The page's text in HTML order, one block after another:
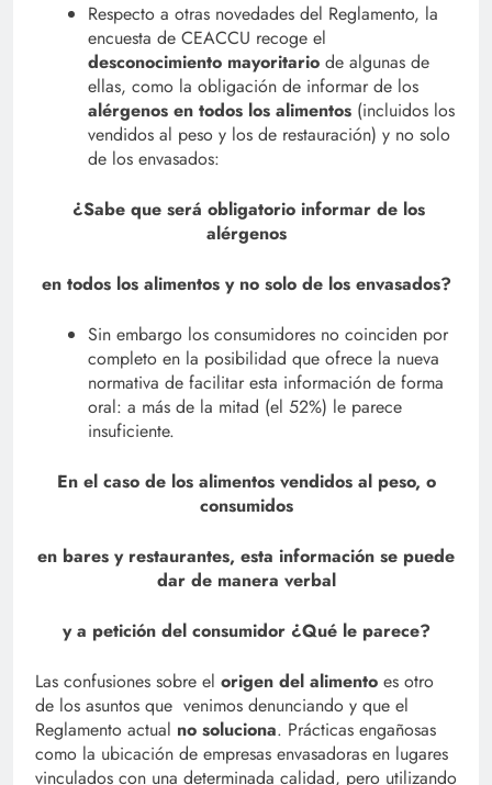
Respecto a otras novedades del Reglamento, la
encuesta de CEACCU recoge el
desconocimiento mayoritario de algunas de
ellas, como la obligación de informar de los
alérgenos en todos los alimentos (incluidos los
vendidos al peso y los de restauración) y no solo
de los envasados:
¿Sabe que será obligatorio informar de los
alérgenos
en todos los alimentos y no solo de los envasados?
Sin embargo los consumidores no coinciden por
completo en la posibilidad que ofrece la nueva
normativa de facilitar esta información de forma
oral: a más de la mitad (el 52%) le parece
insuficiente.
En el caso de los alimentos vendidos al peso, o
consumidos
en bares y restaurantes, esta información se puede
dar de manera verbal
y a petición del consumidor ¿Qué le parece?
Las confusiones sobre el origen del alimento es otro
de los asuntos que venimos denunciando y que el
Reglamento actual no soluciona. Prácticas engañosas
como la ubicación de empresas envasadoras en lugares
vinculados con una determinada calidad, pero utilizando